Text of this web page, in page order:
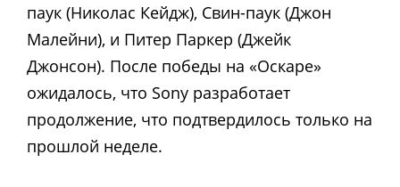
паук (Николас Кейдж), Свин-паук (Джон
Малейни), и Питер Паркер (Джейк
Джонсон). После победы на «Оскаре»
ожидалось, что Sony разработает
продолжение, что подтвердилось только на
прошлой неделе.